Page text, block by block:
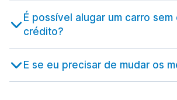
54 ofertas especiais em 3 localizações
Coimbra
189 ofertas especiais em 2 localizações
Évora
156 ofertas especiais em 1 localização
É possível alugar um carro
crédito?
E se eu precisar de mudar os